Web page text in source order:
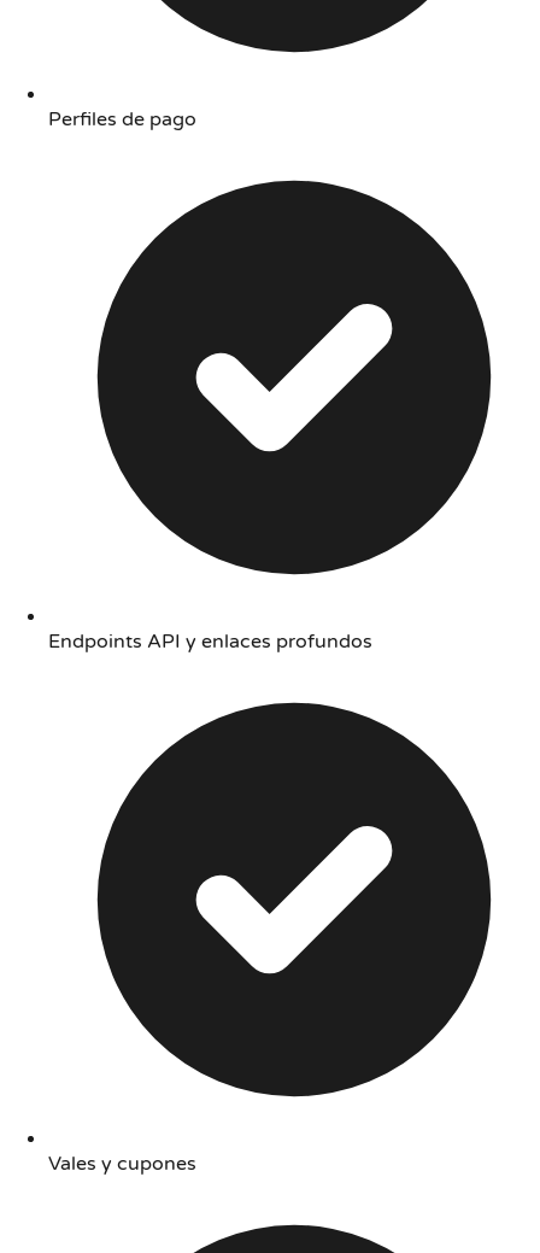
Perfiles de pago
Endpoints API y enlaces profundos
Vales y cupones